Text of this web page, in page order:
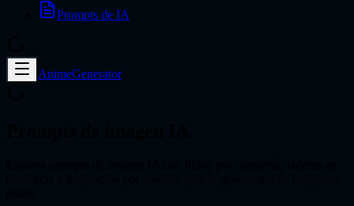
Prompts de IA
AnimeGenerator